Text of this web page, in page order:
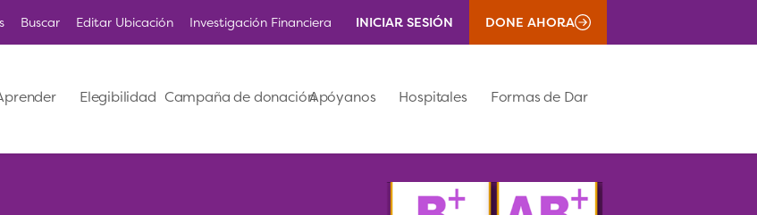
Buscar Editar Ubicación Investigación Financiera INICIAR SESIÓN DONE AHORA
Elegibilidad Campaña de donaciónApóyanos Hospitales Formas de Dar